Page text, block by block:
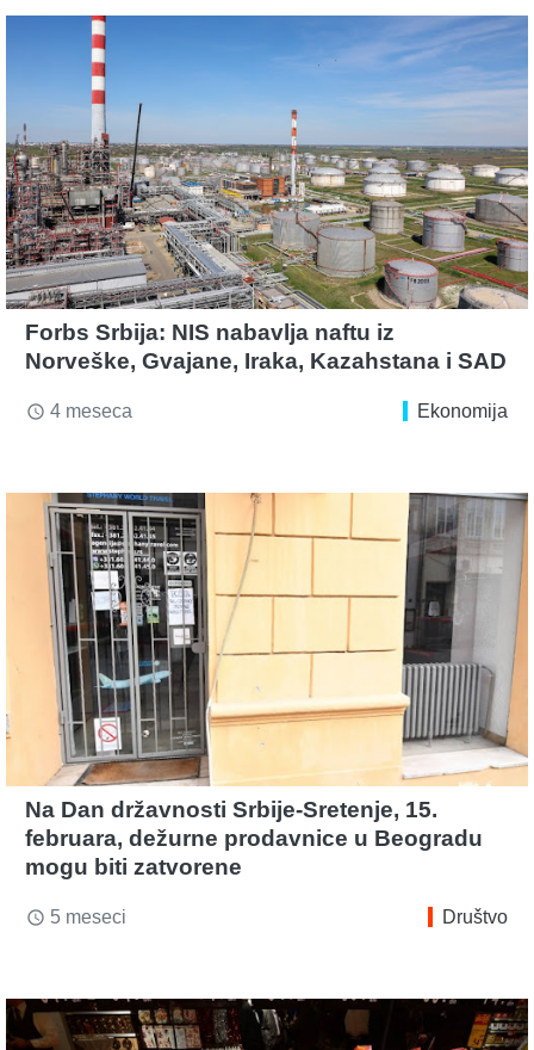
Forbs Srbija: NIS nabavlja naftu iz
Norveške, Gvajane, Iraka, Kazahstana i SAD
access_time 4 meseca Ekonomija
Na Dan državnosti Srbije-Sretenje, 15.
februara, dežurne prodavnice u Beogradu
mogu biti zatvorene
access_time 5 meseci Društvo